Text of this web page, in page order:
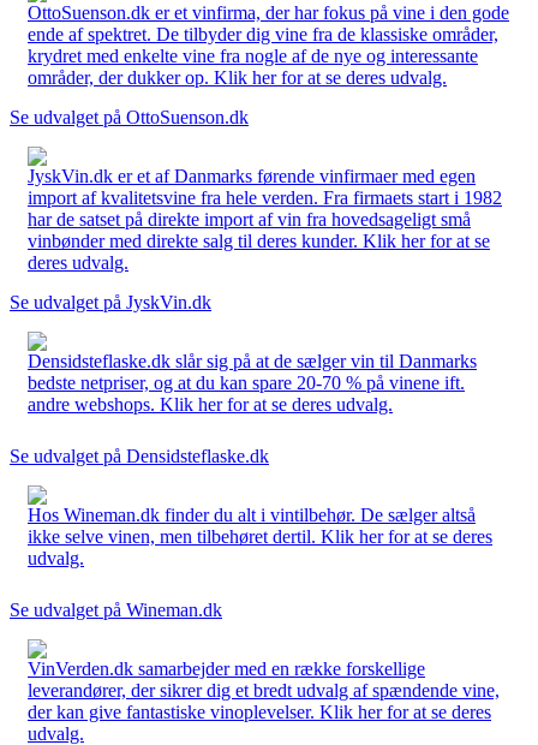
OttoSuenson.dk er et vinfirma, der har fokus på vine i den gode
ende af spektret. De tilbyder dig vine fra de klassiske områder,
krydret med enkelte vine fra nogle af de nye og interessante
områder, der dukker op. Klik her for at se deres udvalg.
Se udvalget på OttoSuenson.dk
JyskVin.dk er et af Danmarks førende vinfirmaer med egen
import af kvalitetsvine fra hele verden. Fra firmaets start i 1982
har de satset på direkte import af vin fra hovedsageligt små
vinbønder med direkte salg til deres kunder. Klik her for at se
deres udvalg.
Se udvalget på JyskVin.dk
Densidsteflaske.dk slår sig på at de sælger vin til Danmarks
bedste netpriser, og at du kan spare 20-70 % på vinene ift.
andre webshops. Klik her for at se deres udvalg.
Se udvalget på Densidsteflaske.dk
Hos Wineman.dk finder du alt i vintilbehør. De sælger altså
ikke selve vinen, men tilbehøret dertil. Klik her for at se deres
udvalg.
Se udvalget på Wineman.dk
VinVerden.dk samarbejder med en række forskellige
leverandører, der sikrer dig et bredt udvalg af spændende vine,
der kan give fantastiske vinoplevelser. Klik her for at se deres
udvalg.